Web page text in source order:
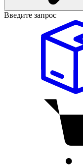
Введите запрос